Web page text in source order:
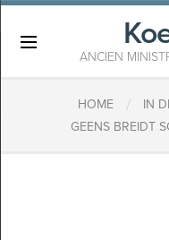
ANCIEN
HOME / IN
GEENS BREIDT